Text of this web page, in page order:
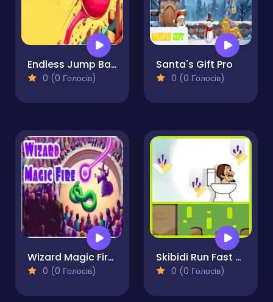
Endless Jump Ball Pro
0 (0 Голосів)
Santa's Gift Pro
0 (0 Голосів)
Wizard Magic Fire Pro
0 (0 Голосів)
Skibidi Run Fast Run
0 (0 Голосів)